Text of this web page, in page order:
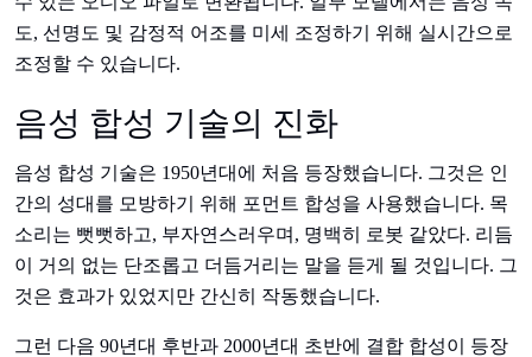
도, 선명도 및 감정적 어조를 미세 조정하기 위해 실시간으로
조정할 수 있습니다.
음성 합성 기술의 진화
음성 합성 기술은 1950년대에 처음 등장했습니다. 그것은 인
간의 성대를 모방하기 위해 포먼트 합성을 사용했습니다. 목
소리는 뻣뻣하고, 부자연스러우며, 명백히 로봇 같았다. 리듬
이 거의 없는 단조롭고 더듬거리는 말을 듣게 될 것입니다. 그
것은 효과가 있었지만 간신히 작동했습니다.
그런 다음 90년대 후반과 2000년대 초반에 결합 합성이 등장